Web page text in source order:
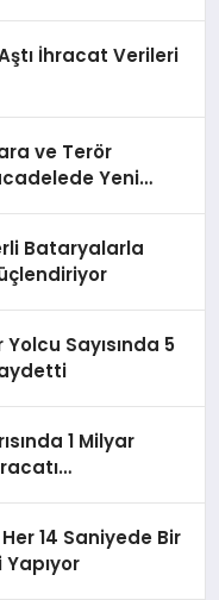
Aştı İhracat Verileri
ve Terör
Yeni
Bataryalarla
Sayısında 5
1 Milyar
14 Saniyede Bir